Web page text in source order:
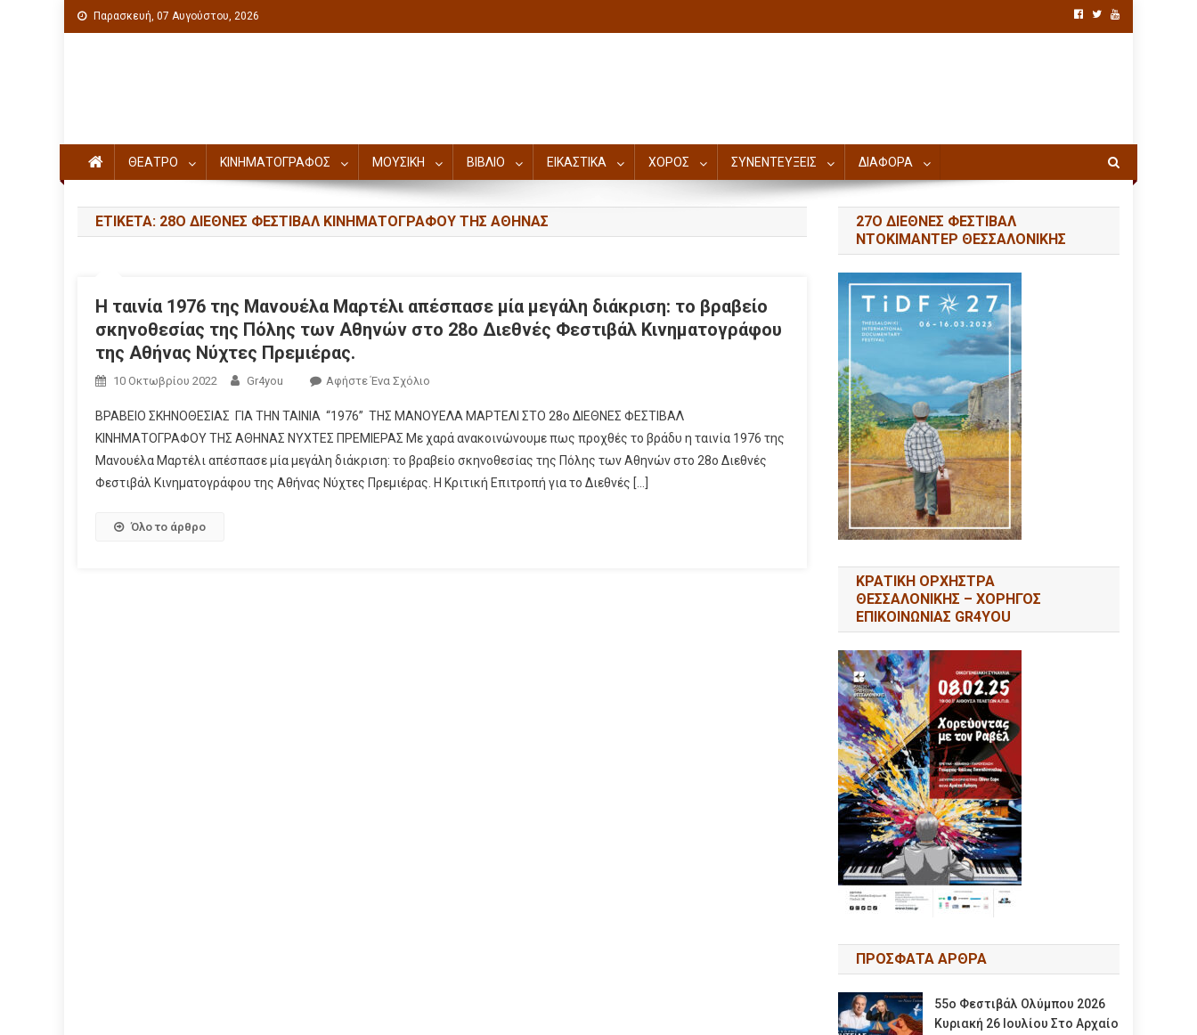
Παρασκευή, 07 Αυγούστου, 2026
ΘΕΑΤΡΟ ΚΙΝΗΜΑΤΟΓΡΑΦΟΣ ΜΟΥΣΙΚΗ ΒΙΒΛΙΟ ΕΙΚΑΣΤΙΚΑ ΧΟΡΟΣ ΣΥΝΕΝΤΕΥΞΕΙΣ ΔΙΑΦΟΡΑ
ΕΤΙΚΈΤΑ: 28O ΔΙΕΘΝΕΣ ΦΕΣΤΙΒΑΛ ΚΙΝΗΜΑΤΟΓΡΑΦΟΥ ΤΗΣ ΑΘΗΝΑΣ
Η ταινία 1976 της Μανουέλα Μαρτέλι απέσπασε μία μεγάλη διάκριση: το βραβείο
σκηνοθεσίας της Πόλης των Αθηνών στο 28ο Διεθνές Φεστιβάλ Κινηματογράφου
της Αθήνας Νύχτες Πρεμιέρας.
10 Οκτωβρίου 2022 Gr4you Αφήστε Ένα Σχόλιο
ΒΡΑΒΕΙΟ ΣΚΗΝΟΘΕΣΙΑΣ ΓΙΑ ΤHN TAINIA “1976” ΤΗΣ ΜΑΝΟΥΕΛΑ ΜΑΡΤΕΛΙ ΣΤΟ 28o ΔΙΕΘΝΕΣ ΦΕΣΤΙΒΑΛ
ΚΙΝΗΜΑΤΟΓΡΑΦΟΥ ΤΗΣ ΑΘΗΝΑΣ ΝΥΧΤΕΣ ΠΡΕΜΙΕΡΑΣ Με χαρά ανακοινώνουμε πως προχθές το βράδυ η ταινία 1976 της
Μανουέλα Μαρτέλι απέσπασε μία μεγάλη διάκριση: το βραβείο σκηνοθεσίας της Πόλης των Αθηνών στο 28ο Διεθνές
Φεστιβάλ Κινηματογράφου της Αθήνας Νύχτες Πρεμιέρας. Η Κριτική Επιτροπή για το Διεθνές […]
Όλο το άρθρο
27Ο ΔΙΕΘΝΕΣ ΦΕΣΤΙΒΑΛ
ΝΤΟΚΙΜΑΝΤΕΡ ΘΕΣΣΑΛΟΝΙΚΗΣ
ΚΡΑΤΙΚΗ ΟΡΧΗΣΤΡΑ
ΘΕΣΣΑΛΟΝΙΚΗΣ – ΧΟΡΗΓΟΣ
ΕΠΙΚΟΙΝΩΝΙΑΣ GR4YOU
ΠΡΟΣΦΑΤΑ ΑΡΘΡΑ
55ο Φεστιβάλ Ολύμπου 2026
Κυριακή 26 Ιουλίου Στο Αρχαίο